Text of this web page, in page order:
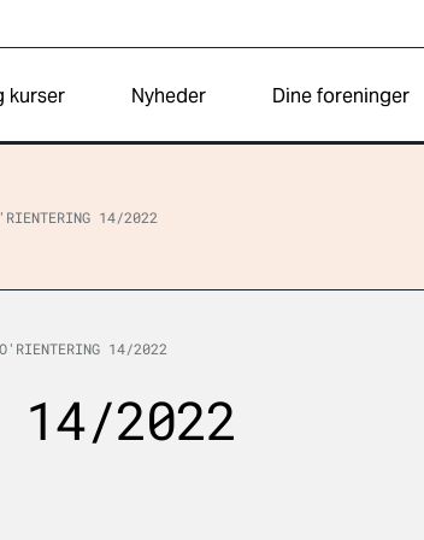
kurser Nyheder Dine foreninger
14/2022
14/2022
2022